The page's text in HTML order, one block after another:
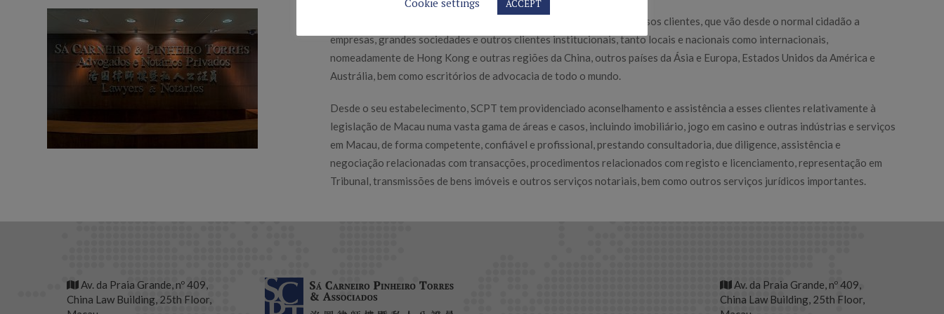
Estabelecemos uma relação de longa data e de confiança com os nossos clientes, que vão desde o normal cidadão a
empresas, grandes sociedades e outros clientes institucionais, tanto locais e nacionais como internacionais,
nomeadamente de Hong Kong e outras regiões da China, outros países da Ásia e Europa, Estados Unidos da América e
Austrália, bem como escritórios de advocacia de todo o mundo.
Desde o seu estabelecimento, SCPT tem providenciado aconselhamento e assistência a esses clientes relativamente à
legislação de Macau numa vasta gama de áreas e casos, incluindo imobiliário, jogo em casino e outras indústrias e serviços
em Macau, de forma competente, confiável e profissional, prestando consultadoria, due diligence, assistência e
negociação relacionadas com transacções, procedimentos relacionados com registo e licenciamento, representação em
Tribunal, transmissões de bens imóveis e outros serviços notariais, bem como outros serviços jurídicos importantes.
Av. da Praia Grande, nº 409,
China Law Building, 25th Floor,
Av. da Praia Grande, nº 409,
China Law Building, 25th Floor,
Cookie settings ACCEPT